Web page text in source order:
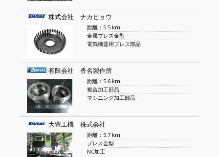
株式会社 ナカヒョウ
距離：5.5 km
金属プレス金型
電気機器用プレス部品
有限会社 沓名製作所
距離：5.6 km
複合加工部品
マシニング加工部品
大豊工機 株式会社
距離：5.7 km
プレス金型
NC加工